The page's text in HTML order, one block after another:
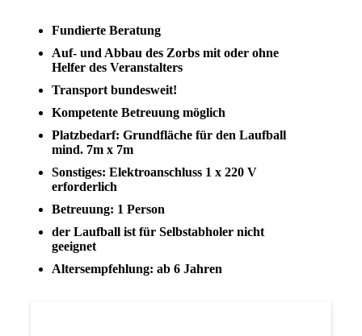
Fundierte Beratung
Auf- und Abbau des Zorbs mit oder ohne
Helfer des Veranstalters
Transport bundesweit!
Kompetente Betreuung möglich
Platzbedarf: Grundfläche für den Laufball
mind. 7m x 7m
Sonstiges: Elektroanschluss 1 x 220 V
erforderlich
Betreuung: 1 Person
der Laufball ist für Selbstabholer nicht
geeignet
Altersempfehlung: ab 6 Jahren